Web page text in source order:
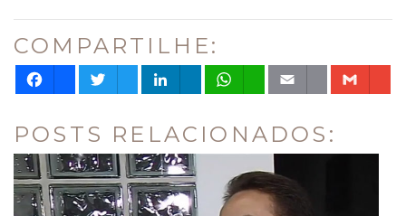
COMPARTILHE:
Facebook Twitter LinkedIn WhatsAppEmail
POSTS RELACIONADOS: